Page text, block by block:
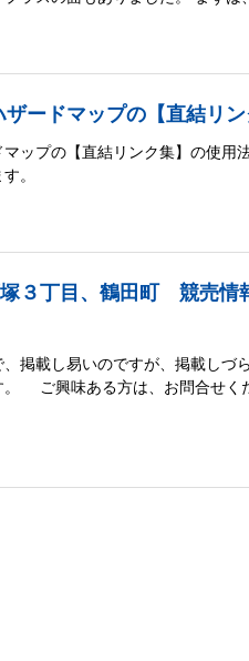
ードマップの【直結リ
ップの【直結リンク集】の使用
。
３丁目、鶴田町 競売情
、掲載し易いのですが、掲載しづ
。 ご興味ある方は、お問合せく